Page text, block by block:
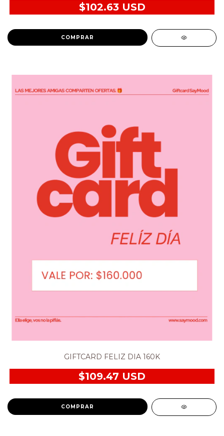
$102.63 USD
GIFTCARD FELIZ DIA 160K
$109.47 USD